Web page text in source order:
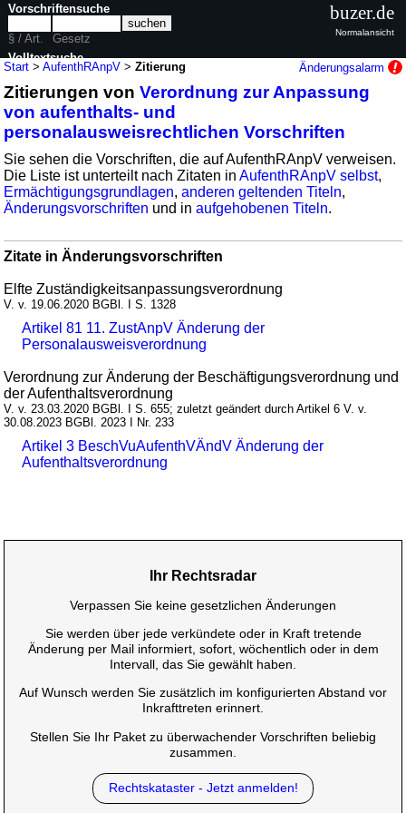
Start >AufenthRAnpV >Zitierung Änderungsalarm
Zitierungen vonVerordnung zur Anpassung
von aufenthalts- und
personalausweisrechtlichen Vorschriften
Sie sehen die Vorschriften, die auf AufenthRAnpV verweisen.
Die Liste ist unterteilt nach Zitaten inAufenthRAnpV selbst,
Ermächtigungsgrundlagen,anderen geltenden Titeln,
Änderungsvorschriften und inaufgehobenen Titeln.
Zitate in Änderungsvorschriften
Elfte Zuständigkeitsanpassungsverordnung
V. v. 19.06.2020 BGBl. I S. 1328
Artikel 81 11. ZustAnpV Änderung der
Personalausweisverordnung
Verordnung zur Änderung der Beschäftigungsverordnung und
der Aufenthaltsverordnung
V. v. 23.03.2020 BGBl. I S. 655; zuletzt geändert durch Artikel 6 V. v.
30.08.2023 BGBl. 2023 I Nr. 233
Artikel 3 BeschVuAufenthVÄndV Änderung der
Aufenthaltsverordnung
Vorschriftensuche
§ / Art.
Gesetz
Volltextsuche
nur in AufenthRAnpV
buzer.de
Normalansicht
Ihr Rechtsradar
Verpassen Sie keine gesetzlichen Änderungen
Sie werden über jede verkündete oder in Kraft tretende
Änderung per Mail informiert, sofort, wöchentlich oder in dem
Intervall, das Sie gewählt haben.
Auf Wunsch werden Sie zusätzlich im konfigurierten Abstand vor
Inkrafttreten erinnert.
Stellen Sie Ihr Paket zu überwachender Vorschriften beliebig
zusammen.
Rechtskataster - Jetzt anmelden!